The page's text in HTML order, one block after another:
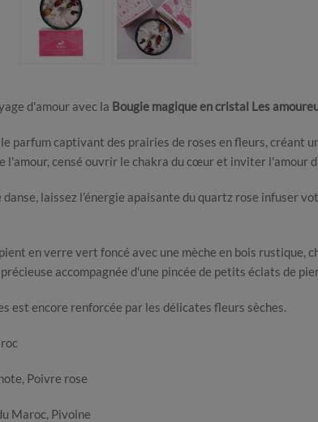
d'amour avec la Bougie magique en cristal Les
le parfum captivant des prairies de roses en fleurs,
l'amour, censé ouvrir le chakra du cœur et inviter l'amour
laissez l’énergie apaisante du quartz rose infuser
en verre vert foncé avec une mèche en bois
accompagnée d'une pincée de petits éclats de
est encore renforcée par les délicates fleurs sèches.
Poivre rose
Maroc, Pivoine